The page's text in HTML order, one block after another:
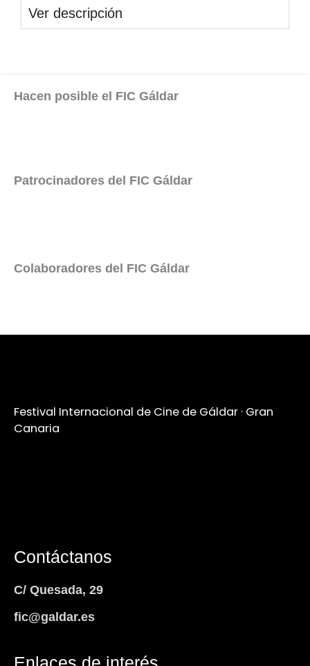
Ver descripción
Hacen posible el FIC Gáldar
Patrocinadores del FIC Gáldar
Colaboradores del FIC Gáldar
Festival Internacional de Cine de Gáldar · Gran
Canaria
Contáctanos
C/ Quesada, 29
fic@galdar.es